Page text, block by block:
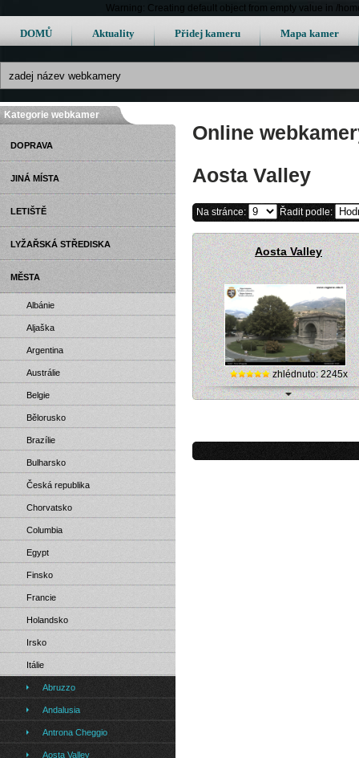
Warning: Creating default object from empty value in /
DOMŮ Aktuality Přidej kameru Mapa kamer
Online
Aosta Valley
Na stránce: Řadit podle:
Aosta Valley
zhlédnuto: 2245x
Kategorie webkamer
DOPRAVA
JINÁ MÍSTA
LETIŠTĚ
LYŽAŘSKÁ STŘEDISKA
MĚSTA
Albánie
Aljaška
Argentina
Austrálie
Belgie
Bělorusko
Brazílie
Bulharsko
Česká republika
Chorvatsko
Columbia
Egypt
Finsko
Francie
Holandsko
Irsko
Itálie
Abruzzo
Andalusia
Antrona Cheggio
Aosta Valley